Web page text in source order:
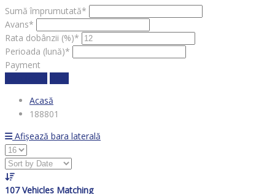
Sumă împrumutată*
Avans*
Rata dobânzii (%)*
Perioada (lună)*
Payment
Acasă
188801
Afișează bara laterală
107 Vehicles Matching